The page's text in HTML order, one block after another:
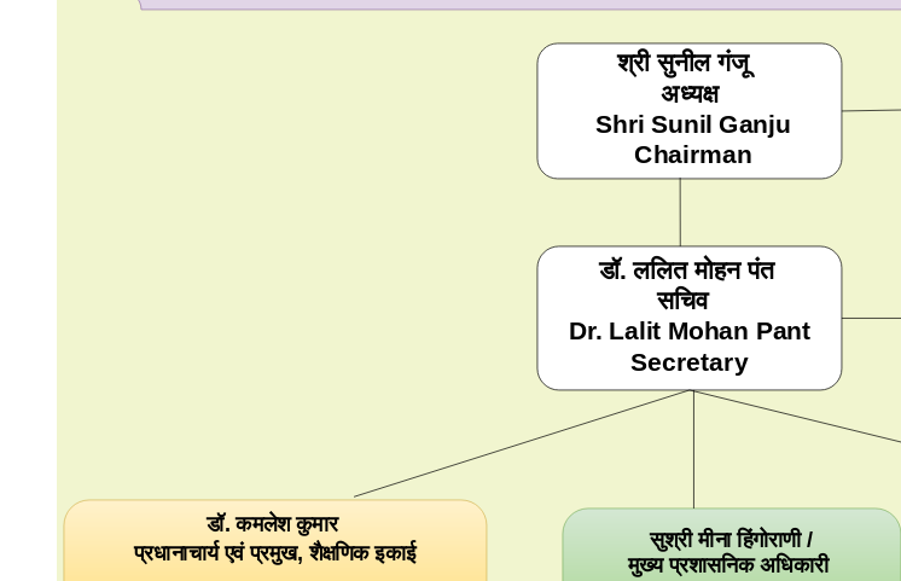
श्री सुनील गंजू
अध्यक्ष
Shri Sunil Ganju
Chairman
डॉ. ललित मोहन पंत
सचिव
Dr. Lalit Mohan Pant
Secretary
डॉ. कमलेश कुमार
प्रधानाचार्य एवं प्रमुख, शैक्षणिक इकाई
सुश्री मीना हिंगोराणी /
मुख्य प्रशासनिक अधिकारी